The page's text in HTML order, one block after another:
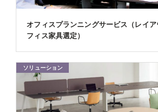
オフィスプランニングサービス（レイ
フィス家具選定）
ソリューション